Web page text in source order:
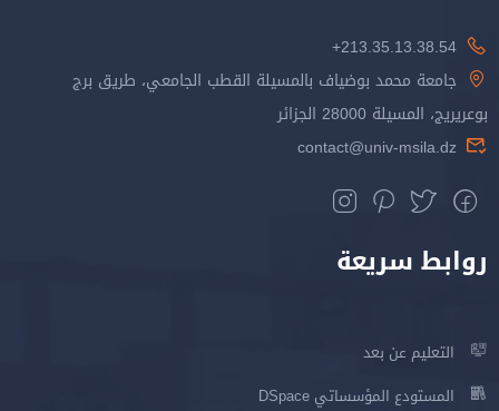
213.35.13.38.54+
جامعة محمد بوضياف بالمسيلة القطب الجامعي، طريق برج
بوعريريج، المسيلة 28000 الجزائر
contact@univ-msila.dz
روابط سريعة
التعليم عن بعد
المستودع المؤسساتي DSpace